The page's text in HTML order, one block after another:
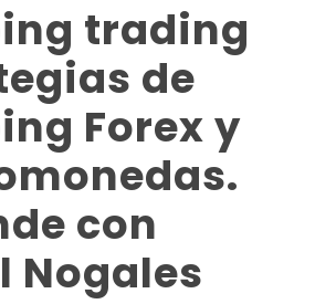
trading
de
Forex y
con
Nogales